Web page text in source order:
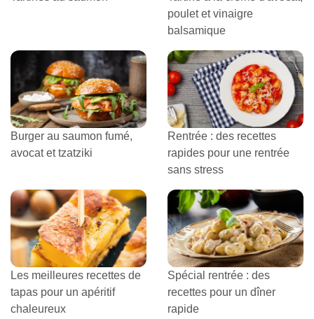
poulet et vinaigre
balsamique
Burger au saumon fumé,
avocat et tzatziki
Rentrée : des recettes
rapides pour une rentrée
sans stress
Les meilleures recettes de
tapas pour un apéritif
chaleureux
Spécial rentrée : des
recettes pour un dîner
rapide